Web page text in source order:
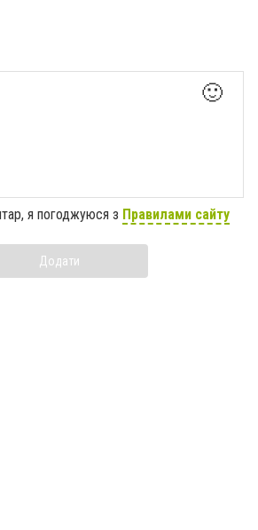
🙂
я погоджуюся з Правилами сайту
Додати